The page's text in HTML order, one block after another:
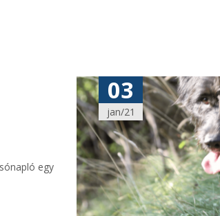
03
jan/21
egy